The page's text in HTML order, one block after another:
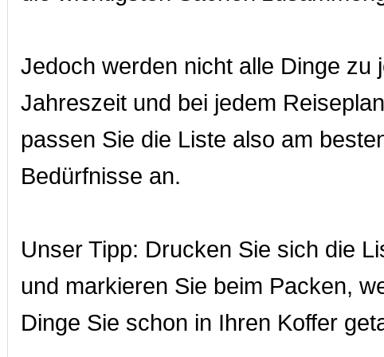
Jedoch werden nicht alle Dinge zu
Jahreszeit und bei jedem
passen Sie die Liste also am
Bedürfnisse an.
Unser Tipp: Drucken Sie sich die
und markieren Sie beim Packen,
Dinge Sie schon in Ihren Koffer